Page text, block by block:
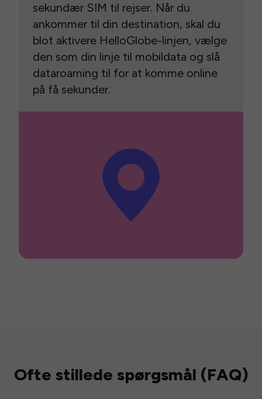
sekundær SIM til rejser. Når du
ankommer til din destination, skal du
blot aktivere HelloGlobe-linjen, vælge
den som din linje til mobildata og slå
dataroaming til for at komme online
på få sekunder.
Ofte stillede spørgsmål (FAQ)